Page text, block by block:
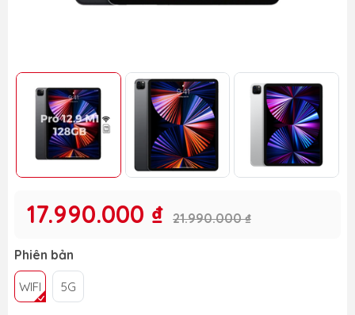
17.990.000 ₫ 21.990.000 ₫
Phiên bản
WIFI 5G